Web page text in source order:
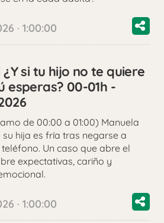
· 1:00:00
¿Y si tu hijo no te quiere
esperas? 00-01h -
de 00:00 a 01:00) Manuela
su hija es fría tras negarse a
Un caso que abre el
expectativas, cariño y
· 1:00:00